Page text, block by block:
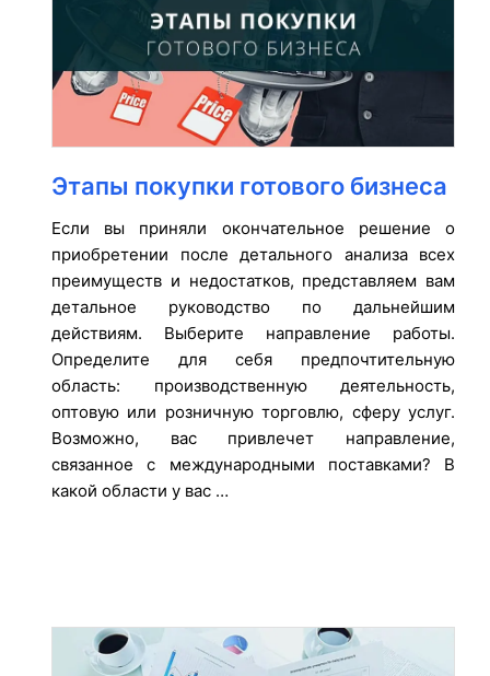
Этапы покупки готового бизнеса
Если вы приняли окончательное решение о
приобретении после детального анализа всех
преимуществ и недостатков, представляем вам
детальное руководство по дальнейшим
действиям. Выберите направление работы.
Определите для себя предпочтительную
область: производственную деятельность,
оптовую или розничную торговлю, сферу услуг.
Возможно, вас привлечет направление,
связанное с международными поставками? В
какой области у вас …